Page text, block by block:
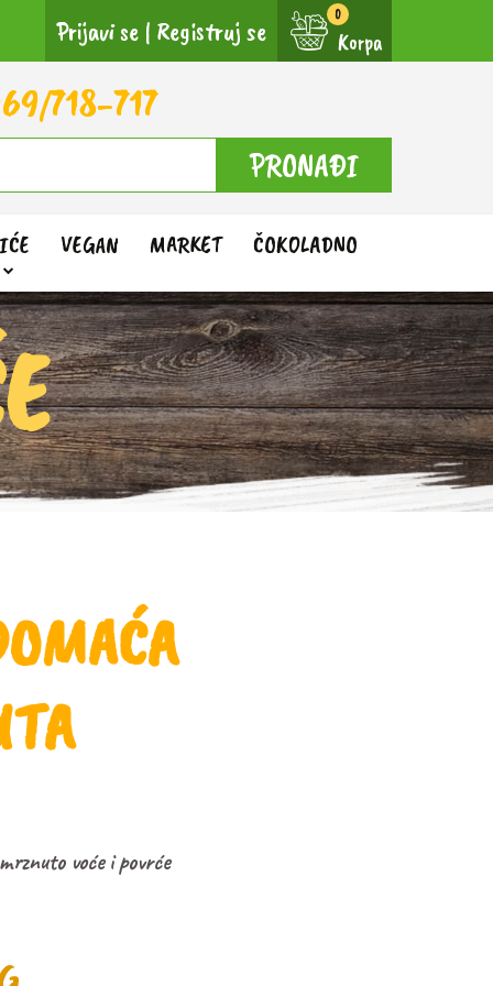
Prijavi se | Registruj se Korpa
718-717
PRONAĐI
VEGAN MARKET ČOKOLADNO
voće i povrće